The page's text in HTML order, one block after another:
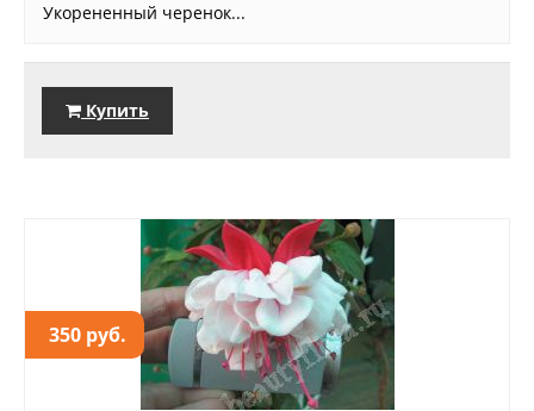
Укорененный черенок...
Купить
350 руб.